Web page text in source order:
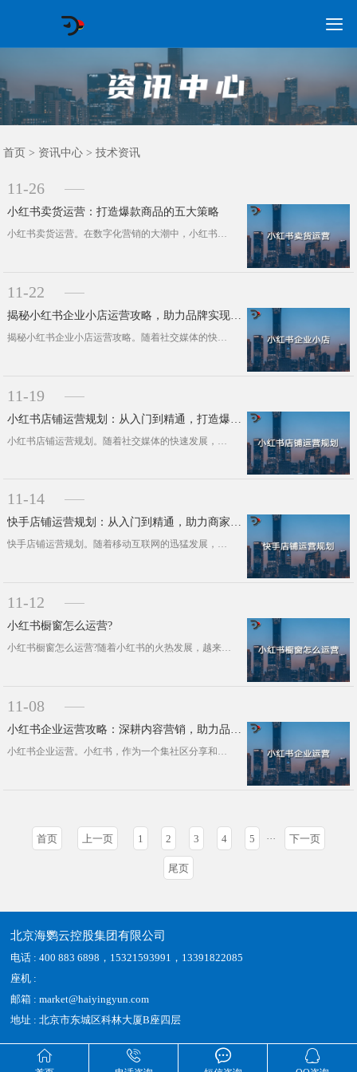

首页
GEO常见问题
GEO优化
海外GEO
网络营销
企业培训
软件开发
政策申报
资讯中心
关于我们
   
首页 > 资讯中心 >技术资讯
11-26
小红书卖货运营：打造爆款商品的五大策略
小红书卖货运营。在数字化营销的大潮中，小红书凭借其独特的社区文化和巨大的商业潜力，已成为品牌营销的重要平台。本文将深入探讨如何···
11-22
揭秘小红书企业小店运营攻略。随着社交媒体的快速发展，小红书已成为众多品牌营销的重要阵地。企业小店作为小红书平台的核心功能之一，···
11-19
11-14
快手店铺运营规划：从入门到精通，助力商家快速崛起
快手店铺运营规划。随着移动互联网的迅猛发展，短视频平台已成为新的流量聚集地。快手作为国内领先的短视频平台，拥有庞大的用户群体和···
11-12
小红书橱窗怎么运营?
小红书橱窗怎么运营?随着小红书的火热发展，越来越多的品牌和商家入驻小红书，希望通过这个平台实现品牌传播和销售转化。作为小红书的···
11-08
小红书企业运营。小红书，作为一个集社区分享和电商购物于一体的平台，已经成为年轻消费者心中的种草圣地。对企业而言，小红书不仅是一···
首页 上一页 1 2 3 4 5 ··· 下一页
尾页
北京海鹦云控股集团有限公司
电话 : 400 883 6898，15321593991，13391822085
座机 :
邮箱 : market@haiyingyun.com
地址 : 北京市东城区科林大厦B座四层